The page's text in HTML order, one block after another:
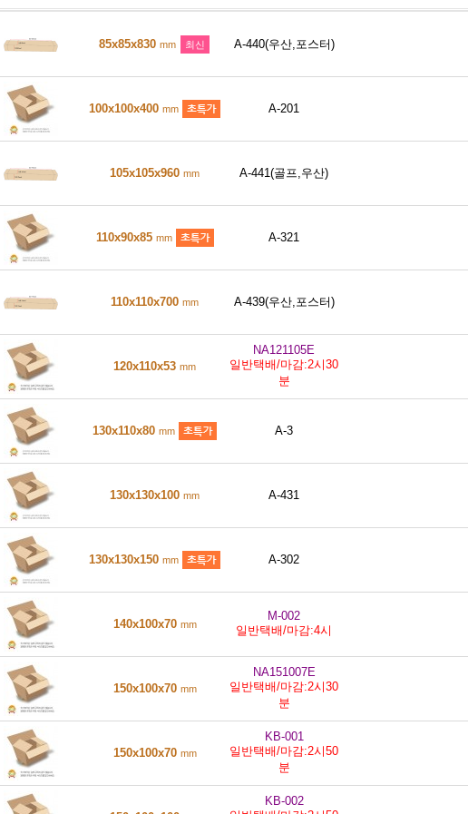
85x85x830 mm 최신 A-440(우산,포스터)
100x100x400 mm A-201
105x105x960 mm A-441(골프,우산)
110x90x85 mm A-321
110x110x700 mm A-439(우산,포스터)
120x110x53 mm
NA121105E
일반택배/마감:2시30
분
130x110x80 mm A-3
130x130x100 mm A-431
130x130x150 mm A-302
140x100x70 mm
M-002
일반택배/마감:4시
150x100x70 mm
NA151007E
일반택배/마감:2시30
분
150x100x70 mm
KB-001
일반택배/마감:2시50
분
KB-002